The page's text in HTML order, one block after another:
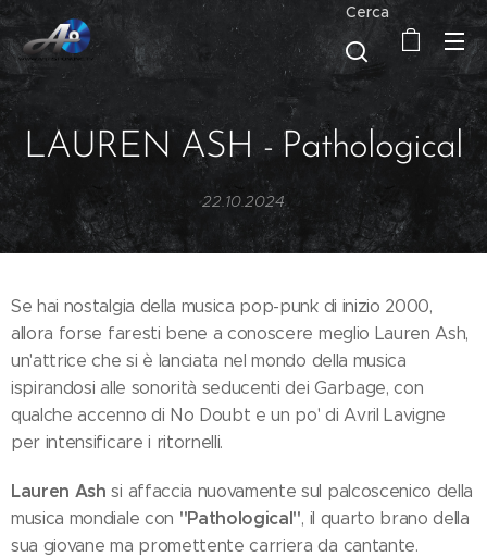
Cerca
LAUREN ASH - Pathological
22.10.2024
Se hai nostalgia della musica pop-punk di inizio 2000,
allora forse faresti bene a conoscere meglio Lauren Ash,
un'attrice che si è lanciata nel mondo della musica
ispirandosi alle sonorità seducenti dei Garbage, con
qualche accenno di No Doubt e un po' di Avril Lavigne
per intensificare i ritornelli.
Lauren Ash si affaccia nuovamente sul palcoscenico della
musica mondiale con "Pathological", il quarto brano della
sua giovane ma promettente carriera da cantante.